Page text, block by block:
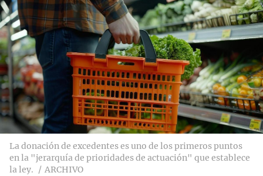
La donación de excedentes es uno de los primeros puntos
en la "jerarquía de prioridades de actuación" que establece
la ley.
ARCHIVO